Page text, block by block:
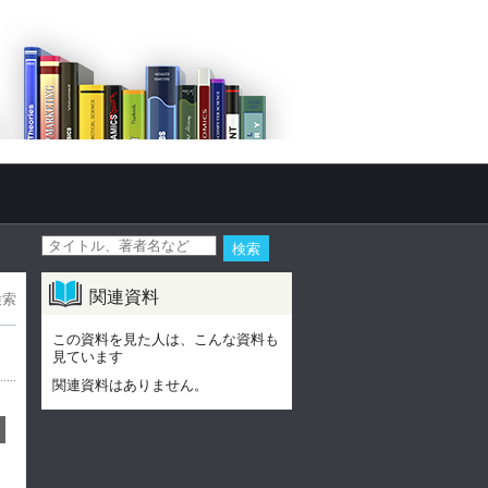
関連資料
この資料を見た人は、こんな資料も
見ています
関連資料はありません。